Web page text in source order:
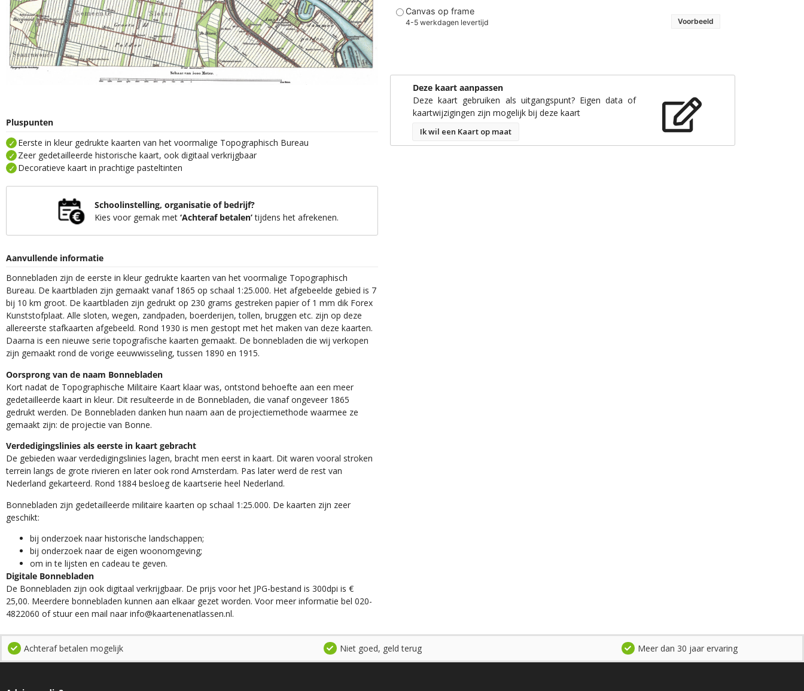
Pluspunten
Eerste in kleur gedrukte kaarten van het voormalige Topographisch Bureau
Zeer gedetailleerde historische kaart, ook digitaal verkrijgbaar
Decoratieve kaart in prachtige pasteltinten
Schoolinstelling, organisatie of bedrijf?
Kies voor gemak met ‘Achteraf betalen’tijdens het afrekenen.
Aanvullende informatie
Bonnebladen zijn de eerste in kleur gedrukte kaarten van het voormalige Topographisch
Bureau. De kaartbladen zijn gemaakt vanaf 1865 op schaal 1:25.000. Het afgebeelde gebied is 7
bij 10 km groot. De kaartbladen zijn gedrukt op 230 grams gestreken papier of 1 mm dik Forex
Kunststofplaat. Alle sloten, wegen, zandpaden, boerderijen, tollen, bruggen etc. zijn op deze
allereerste stafkaarten afgebeeld. Rond 1930 is men gestopt met het maken van deze kaarten.
Daarna is een nieuwe serie topografische kaarten gemaakt. De bonnebladen die wij verkopen
zijn gemaakt rond de vorige eeuwwisseling, tussen 1890 en 1915.
Oorsprong van de naam Bonnebladen
Kort nadat de Topographische Militaire Kaart klaar was, ontstond behoefte aan een meer
gedetailleerde kaart in kleur. Dit resulteerde in de Bonnebladen, die vanaf ongeveer 1865
gedrukt werden. De Bonnebladen danken hun naam aan de projectiemethode waarmee ze
gemaakt zijn: de projectie van Bonne.
Verdedigingslinies als eerste in kaart gebracht
De gebieden waar verdedigingslinies lagen, bracht men eerst in kaart. Dit waren vooral stroken
terrein langs de grote rivieren en later ook rond Amsterdam. Pas later werd de rest van
Nederland gekarteerd. Rond 1884 besloeg de kaartserie heel Nederland.
Bonnebladen zijn gedetailleerde militaire kaarten op schaal 1:25.000. De kaarten zijn zeer
geschikt:​
​bij onderzoek naar historische landschappen;
bij onderzoek naar de eigen woonomgeving;
om in te lijsten en cadeau te geven.
Digitale Bonnebladen
De Bonnebladen zijn ook digitaal verkrijgbaar. De prijs voor het JPG-bestand is 300dpi is €
25,00. Meerdere bonnebladen kunnen aan elkaar gezet worden. Voor meer informatie bel 020-
4822060 of stuur een mail naar info@kaartenenatlassen.nl.
Canvas op frame
4-5 werkdagen levertijd Voorbeeld
Deze kaart aanpassen
Deze kaart gebruiken als uitgangspunt? Eigen data of
kaartwijzigingen zijn mogelijk bij deze kaart
Ik wil een Kaart op maat
Achteraf betalen mogelijk Niet goed, geld terug Meer dan 30 jaar ervaring